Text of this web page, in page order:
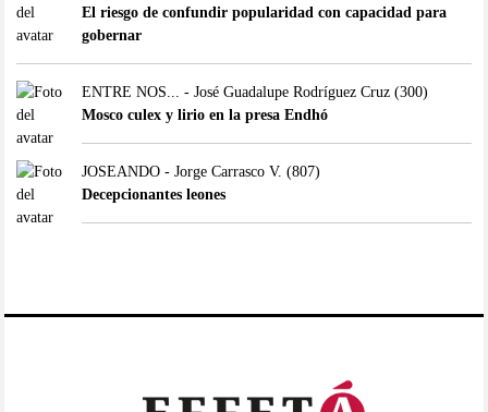
El riesgo de confundir popularidad con capacidad para
gobernar
ENTRE NOS... - José Guadalupe Rodríguez Cruz(300)
Mosco culex y lirio en la presa Endhó
JOSEANDO - Jorge Carrasco V. (807)
Decepcionantes leones